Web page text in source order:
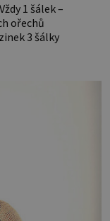
ořechů
3 šálky